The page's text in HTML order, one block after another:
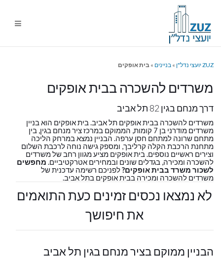
ZUZ יועצי נדל"ן » בניינים » בית אופקים
משרדים להשכרה בבית אופקים
דרך מנחם בגין 82 תל אביב
משרדים להשכרה בבית אופקים תל אביב. בית אופקים הוא בניין
משרדים מודרני בן 7 קומות, הממוקם במרכז ציר מנחם בגין, בין
מתחם שרונה למתחם חסן ערפה. הבניין נמצא במרחק הליכה
מתחנת הרכבת הקלה קרליבך, ומספק גישה נוחה לרכבת השלום
וצירים ראשיים נוספים. בית אופקים מציע מגוון רחב של משרדים
להשכרה ומכירה, בגדלים שונים ובמחירים אטרקטיביים. מחפשים
לשכור משרד בבית אופקים?לפניכם רשימה עדכנית של
משרדים להשכרה ומכירה בבית אופקים בתל אביב.
לא נמצאו נכסים זמינים כעת התואמים
את חיפושך
הבניין ממוקם בציר מנחם בגין תל אביב